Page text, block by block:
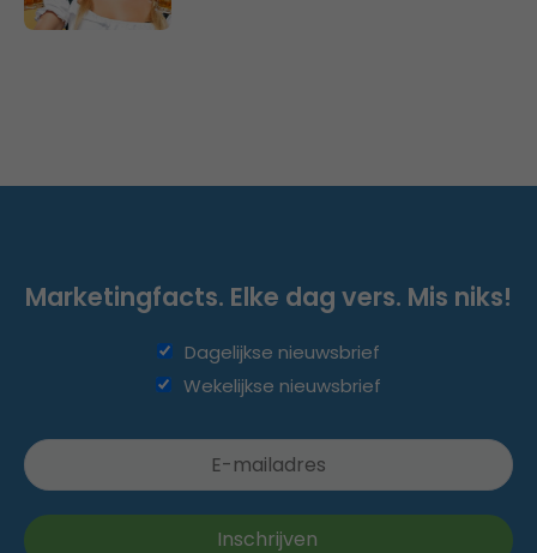
Marketingfacts. Elke dag vers. Mis niks!
Dagelijkse nieuwsbrief
Wekelijkse nieuwsbrief